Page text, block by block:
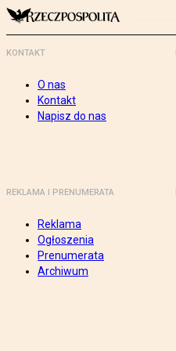
KONTAKT
O nas
Kontakt
Napisz do nas
REKLAMA I PRENUMERATA
Reklama
Ogłoszenia
Prenumerata
Archiwum